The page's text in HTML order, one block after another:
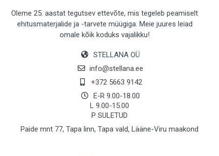
Oleme 25. aastat tegutsev ettevõte, mis tegeleb peamiselt
ehitusmaterjalide ja -tarvete müügiga. Meie juures leiad
omale kõik koduks vajalikku!
STELLANA OÜ
info@stellana.ee
+372 5663 9142
E-R 9.00-18.00
L 9.00-15.00
P SULETUD
Paide mnt 77, Tapa linn, Tapa vald, Lääne-Viru maakond